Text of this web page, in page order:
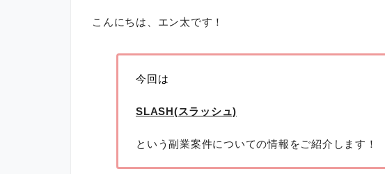
こんにちは、エン太です！
今回は
SLASH(スラッシュ)
という副業案件についての情報をご紹介します！